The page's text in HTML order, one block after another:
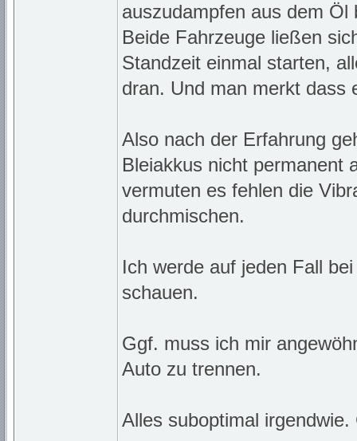
auszudampfen aus dem
Beide Fahrzeuge ließen
Standzeit einmal starten,
dran. Und man merkt dass
Also nach der Erfahrung
Bleiakkus nicht permanent
vermuten es fehlen die
durchmischen.
Ich werde auf jeden Fall
schauen.
Ggf. muss ich mir
Auto zu trennen.
Alles suboptimal